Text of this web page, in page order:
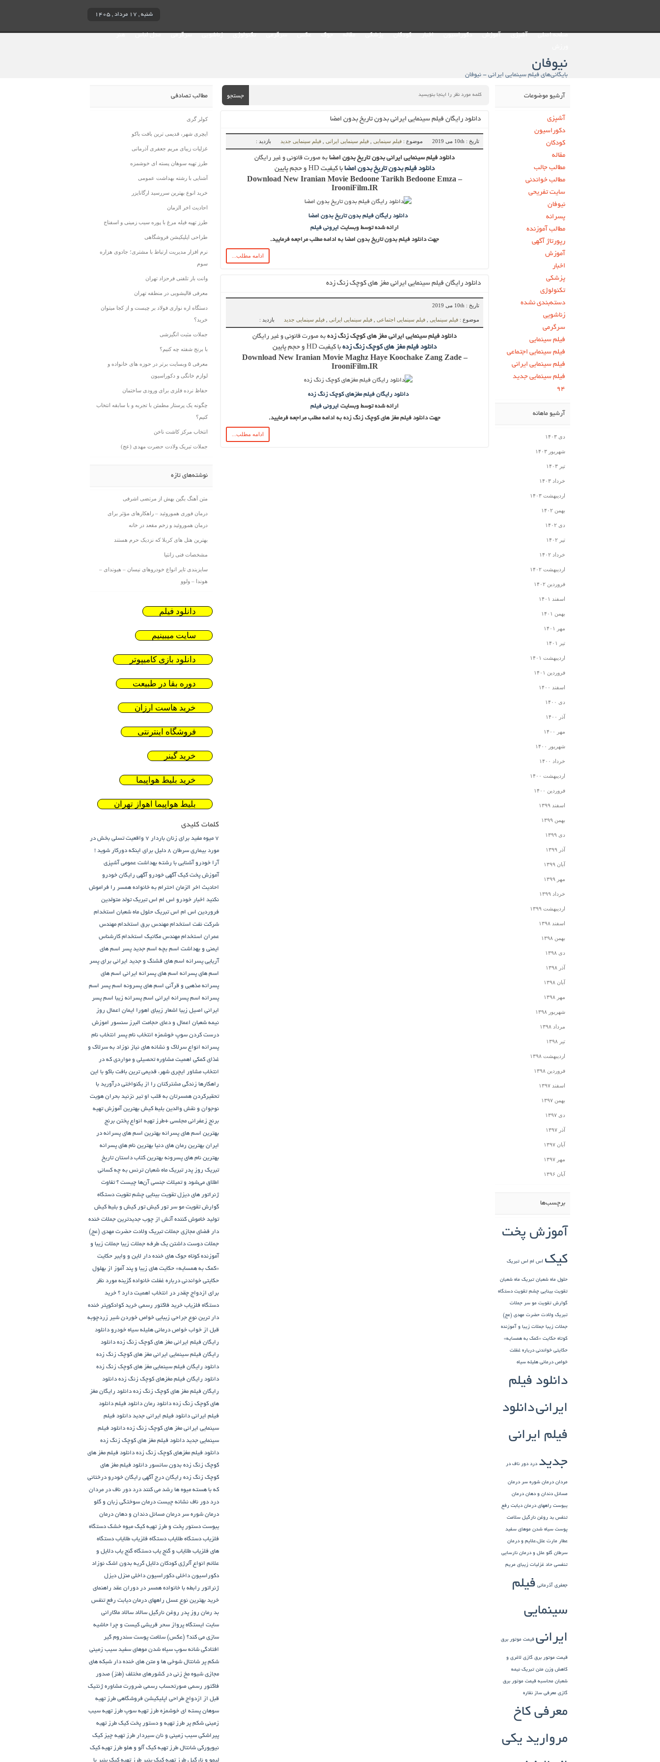
شنبه , ۱۷ مرداد , ۱۴۰۵
نیوفان
بایگانی‌های فیلم سینمایی ایرانی - نیوفان
جستجو
دانلود رایگان فیلم سینمایی ایرانی بدون تاریخ بدون امضا
تاریخ : 10th می 2019 موضوع : فیلم سینمایی فیلم سینمایی ایرانی فیلم سینمایی جدید بازدید :
دانلود فیلم سینمایی ایرانی بدون تاریخ بدون امضا به صورت قانونی و غیر رایگان
دانلود فیلم بدون تاریخ بدون امضا با کیفیت HD و حجم پایین
Download New Iranian Movie Bedoone Tarikh Bedoone Emza –
IrooniFilm.IR
دانلود رایگان فیلم بدون تاریخ بدون امضا
ارائه شده توسط وبسایت ایرونی فیلم
جهت دانلود فیلم بدون تاریخ بدون امضا به ادامه مطلب مراجعه فرمایید.
ادامه مطلب...
دانلود رایگان فیلم سینمایی ایرانی مغز های کوچک زنگ زده
تاریخ : 10th می 2019
موضوع : فیلم سینمایی فیلم سینمایی اجتماعی فیلم سینمایی ایرانی فیلم سینمایی جدید بازدید :
دانلود فیلم سینمایی ایرانی مغز های کوچک زنگ زده به صورت قانونی و غیر رایگان
دانلود فیلم مغز های کوچک زنگ زده با کیفیت HD و حجم پایین
Download New Iranian Movie Maghz Haye Koochake Zang Zade –
IrooniFilm.IR
دانلود رایگان فیلم مغزهای کوچک زنگ زده
ارائه شده توسط وبسایت ایرونی فیلم
جهت دانلود فیلم مغز های کوچک زنگ زده به ادامه مطلب مراجعه فرمایید.
ادامه مطلب...
آرشیو موضوعات
آشپزی
دکوراسیون
کودکان
مقاله
مطالب جالب
مطالب خواندنی
سایت تفریحی
نیوفان
پسرانه
مطالب آموزنده
رپورتاژ آگهی
آموزش
اخبار
پزشکی
تکنولوژی
دسته‌بندی نشده
زناشویی
سرگرمی
فیلم سینمایی
فیلم سینمایی اجتماعی
فیلم سینمایی ایرانی
فیلم سینمایی جدید
۹۴
آرشیو ماهانه
دی ۱۴۰۳
شهریور ۱۴۰۳
تیر ۱۴۰۳
خرداد ۱۴۰۳
اردیبهشت ۱۴۰۳
بهمن ۱۴۰۲
دی ۱۴۰۲
تیر ۱۴۰۲
خرداد ۱۴۰۲
اردیبهشت ۱۴۰۲
فروردین ۱۴۰۲
اسفند ۱۴۰۱
بهمن ۱۴۰۱
مهر ۱۴۰۱
تیر ۱۴۰۱
اردیبهشت ۱۴۰۱
فروردین ۱۴۰۱
اسفند ۱۴۰۰
دی ۱۴۰۰
آذر ۱۴۰۰
مهر ۱۴۰۰
شهریور ۱۴۰۰
خرداد ۱۴۰۰
اردیبهشت ۱۴۰۰
فروردین ۱۴۰۰
اسفند ۱۳۹۹
بهمن ۱۳۹۹
دی ۱۳۹۹
آذر ۱۳۹۹
آبان ۱۳۹۹
مهر ۱۳۹۹
خرداد ۱۳۹۹
اردیبهشت ۱۳۹۹
اسفند ۱۳۹۸
بهمن ۱۳۹۸
دی ۱۳۹۸
آذر ۱۳۹۸
آبان ۱۳۹۸
مهر ۱۳۹۸
شهریور ۱۳۹۸
مرداد ۱۳۹۸
تیر ۱۳۹۸
اردیبهشت ۱۳۹۸
فروردین ۱۳۹۸
اسفند ۱۳۹۷
بهمن ۱۳۹۷
دی ۱۳۹۷
آذر ۱۳۹۷
آبان ۱۳۹۷
مهر ۱۳۹۷
آبان ۱۳۹۶
برچسب‌ها
آموزش پخت
کیک اس ام اس تبریک
حلول ماه شعبان تبریک ماه شعبان
تقویت بینایی چشم تقویت دستگاه
گوارش تقویت مو سر جملات
تبریک ولادت حضرت مهدی (عج)
جملات زیبا جملات زیبا و آموزنده
کوتاه حکایت «کمک به همسایه»
حکایتی خواندنی درباره غفلت
خواص درمانی هلیله سیاه
دانلود فیلم
ایرانیدانلود
فیلم ایرانی
جدید درد دور ناف در
مردان درمان شوره سر درمان
مسائل دندان و دهان درمان
یبوست راههای درمان دیابت رفع
تنفس بد روغن نارگیل سلامت
پوست سیاه شدن موهای سفید
عطار مارت علل،علایم و درمان
سرطان گلو علل و درمان نارسایی
تنفسی حاد غزلیات زیبای مریم
جعفری آذرمانی فیلم
سینمایی
ایرانی قیمت موتور برق
قیمت موتور برق گازی لاغری و
کاهش وزن متن تبریک نیمه
شعبان محاسبه قیمت موتور برق
گازی معرفی ساز نقاره
معرفی کاخ
مروارید یکی
مطالب تصادفی
کولر گری
ایچری شهر، قدیمی ترین بافت باکو
غزلیات زیبای مریم جعفری آذرمانی
طرز تهیه سوهان پسته ای خوشمزه
آشنایی با رشته بهداشت عمومی
خرید انوع بهترین سررسید ارگانایزر
احادیث اخر الزمان
طرز تهیه فیله مرغ با پوره سیب زمینی و اسفناج
طراحی اپلیکیشن فروشگاهی
نرم افزار مدیریت ارتباط با مشتری؛ جادوی هزاره
سوم
وانت بار تلفنی فرحزاد تهران
معرفی قالیشویی در منطقه تهران
دستگاه اره نواری فولاد بر چیست و از کجا میتوان
خرید؟
جملات مثبت انگیزشی
با برنج شفته چه کنیم؟
معرفی ۵ وبسایت برتر در حوزه های خانواده و
لوازم خانگی و دکوراسیون
حفاظ نرده فلزی برای ورودی ساختمان
چگونه یک پرستار مطمئن با تجربه و با سابقه انتخاب
کنیم؟
انتخاب مرکز کاشت ناخن
جملات تبریک ولادت حضرت مهدی (عج)
نوشته‌های تازه
متن آهنگ بگین بهش از مرتضی اشرفی
درمان فوری هموروئید – راهکارهای مؤثر برای
درمان هموروئید و زخم مقعد در خانه
بهترین هتل های کربلا که نزدیک حرم هستند
مشخصات فنی زانتیا
سایزبندی تایر انواع خودروهای نیسان – هیوندای –
هوندا – ولوو
دانلود فیلم
سایت میبینیم
دانلود بازی کامیپوتر
دوره بقا در طبیعت
خرید هاست ارزان
فروشگاه اینترنتی
خرید گینر
خرید بلیط هواپیما
بلیط هواپیما اهواز تهران
کلمات کلیدی
7 میوه مفید برای زنان باردار
7 واقعیت تسلی بخش در
مورد بیماری سرطان 8 دلیل برای اینکه دورکار شوید !
آرا خودرو آشنایی با رشته بهداشت عمومی آشپزی
آموزش پخت کیک آگهی خودرو آگهی رایگان خودرو
احادیث اخر الزمان احترام به خانواده همسر را فراموش
نکنید اخبار خودرو اس ام اس تبریک تولد متولدین
فروردین اس ام اس تبریک حلول ماه شعبان استخدام
شرکت نفت استخدام مهندس برق استخدام مهندس
عمران استخدام مهندس مکانیک استخدام کارشناس
ایمنی و بهداشت اسم بچه اسم جدید پسر اسم های
آریایی پسرانه اسم های قشنگ و جدید ایرانی برای پسر
اسم های پسرانه اسم های پسرانه ایرانی اسم های
پسرانه مذهبی و قرآنی اسم های پسرونه اسم پسر اسم
پسرانه اسم پسرانه ایرانی اسم پسرانه زیبا اسم پسر
ایرانی اصیل زیبا اشعار زیبای اهورا ایمان اعمال روز
نیمه شعبان اعمال و دعای حجامت البرز سنسور اموزش
درست کردن سوپ خوشمزه انتخاب نام پسر انتخاب نام
پسرانه انواع سرلاک و نشانه های نیاز نوزاد به سرلاک و
غذای کمکی اهمیت مشاوره تحصیلی و مواردی که در
انتخاب مشاور ایچری شهر، قدیمی ترین بافت باکو با این
راهکارها زندگی مشترکتان را از یکنواختی درآورید با
تحقیرکردن همسرتان به قلب او تیر نزنید بحران هویت
نوجوان و نقش والدین بلیط کیش بهترین آموزش تهیه
برنج زعفرانی مجلسی +طرز تهیه انواع پختن برنج
بهترین اسم های پسرانه بهترین اسم های پسرانه در
ایران بهترین رمان های دنیا بهترین نام های پسرانه
بهترین نام های پسرونه بهترین کتاب داستان تاریخ
تبریک روز پدر تبریک ماه شعبان ترنس به چه کسانی
اطلاق می‌شود و تمیلات جنسی آن‌ها چیست ؟ تفاوت
ژنراتور های دیزل تقویت بینایی چشم تقویت دستگاه
گوارش تقویت مو سر تور کیش تور کیش و بلیط کیش
تولید خاموش کننده آتش از چوب جدیدترین جملات خنده
دار فضای مجازی جملات تبریک ولادت حضرت مهدی (عج)
جملات دوست داشتن یک طرفه جملات زیبا جملات زیبا و
آموزنده کوتاه جوک های خنده دار لاین و وایبر حکایت
«کمک به همسایه» حکایت های زیبا و پند آموز از بهلول
حکایتی خواندنی درباره غفلت خانواده گزینه مورد نظر
برای ازدواج چقدر در انتخاب اهمیت دارد ؟ خرید
دستگاه فلزیاب خرید فاکتور رسمی خرید کوادکوپتر خنده
دار ترین نوع جراحی زیبایی خواص خوردن شیر زردچوبه
قبل از خواب خواص درمانی هلیله سیاه خودرو دانلود
رایگان فیلم ایرانی مغز های کوچک زنگ زده دانلود
رایگان فیلم سینمایی ایرانی مغز های کوچک زنگ زده
دانلود رایگان فیلم سینمایی مغز های کوچک زنگ زده
دانلود رایگان فیلم مغزهای کوچک زنگ زده دانلود
رایگان فیلم مغز های کوچک زنگ زده دانلود رایگان مغز
های کوچک زنگ زده دانلود رمان دانلود فیلم دانلود
فیلم ایرانی دانلود فیلم ایرانی جدید دانلود فیلم
سینمایی ایرانی مغز های کوچک زنگ زده دانلود فیلم
سینمایی جدید دانلود فیلم مغز های کوچک زنگ زده
دانلود فیلم مغزهای کوچک زنگ زده دانلود فیلم مغز های
کوچک زنگ زده بدون سانسور دانلود فیلم مغز های
کوچک زنگ زده رایگان درج آگهی رایگان خودرو درختانی
که با هسته میوه ها رشد می کنند درد دور ناف در مردان
درد دور ناف نشانه چیست درمان سوختگی زبان و گلو
درمان شوره سر درمان مسائل دندان و دهان درمان
یبوست دستور پخت و طرز تهیه کیک میوه خشک دستگاه
فلزیاب دستگاه‌ طلایاب دستگاه‌ فلزیاب طلایاب دستگاه‌
های فلزیاب طلایاب و گنج‌ یاب دستگاه‌ گنج‌ یاب دلایل و
علائم انواع آلرژی کودکان دلایل گریه بدون اشک نوزاد
دکوراسیون داخلی دکوراسیون داخلی منزل دیزل
ژنراتور رابطه با خانواده همسر در دوران عقد راهنمای
خرید بهترین نوع عسل راههای درمان دیابت رفع تنفس
بد رمان روز پدر روغن نارگیل سالاد سالاد ماکارانی
سایت ایستگاه پرواز سحر قریشی کیست و چرا حاشیه
سازی می کند؟ (عکس) سلامت پوست سندروم گیر
افتادگی شانه سوپ سیاه شدن موهای سفید سیب زمینی
شکم پر شانتال شوخی ها و متن های خنده دار شبکه های
مجازی شیوه مخ زنی در کشورهای مختلف (طنز) صدور
فاکتور رسمی صورتحساب رسمی ضرورت مشاوره ژنتیک
قبل از ازدواج طراحی اپلیکیشن فروشگاهی طرز تهیه
سوهان پسته ای خوشمزه طرز تهیه سوپ طرز تهیه سیب
زمینی شکم پر طرز تهیه و دستور پخت کیک طرز تهیه
پیراشكی سيب زمينی و نان سیردار طرز تهیه چیز کیک
نیویورکی شانتال طرز تهیه کیک آلو و هلو طرز تهیه کیک
لیمو و نارگیل طرز تهیه کیک پنیر طرز تهیه کیک پنیر با